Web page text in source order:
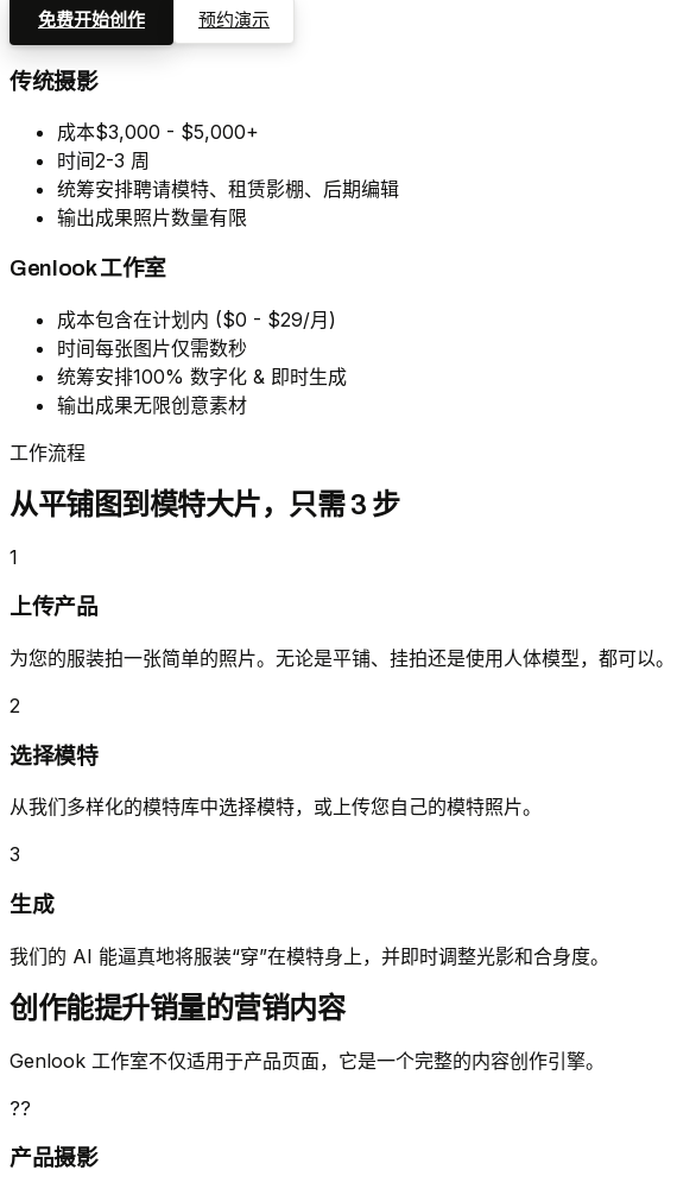
免费开始创作 预约演示
传统摄影
成本$3,000 - $5,000+
时间2-3 周
统筹安排聘请模特、租赁影棚、后期编辑
输出成果照片数量有限
Genlook 工作室
成本包含在计划内 ($0 - $29/月)
时间每张图片仅需数秒
统筹安排100% 数字化 & 即时生成
输出成果无限创意素材
工作流程
从平铺图到模特大片，只需 3 步
1
上传产品
为您的服装拍一张简单的照片。无论是平铺、挂拍还是使用人体模型，都可以。
2
选择模特
从我们多样化的模特库中选择模特，或上传您自己的模特照片。
3
生成
我们的 AI 能逼真地将服装“穿”在模特身上，并即时调整光影和合身度。
创作能提升销量的营销内容
Genlook 工作室不仅适用于产品页面，它是一个完整的内容创作引擎。
??
产品摄影